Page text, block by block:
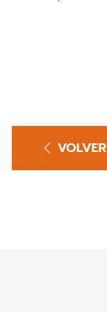
VOLVER